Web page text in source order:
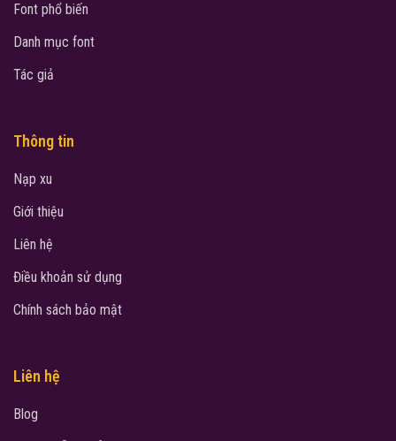
Font phổ biến
Danh mục font
Tác giả
Thông tin
Nạp xu
Giới thiệu
Liên hệ
Điều khoản sử dụng
Chính sách bảo mật
Liên hệ
Blog